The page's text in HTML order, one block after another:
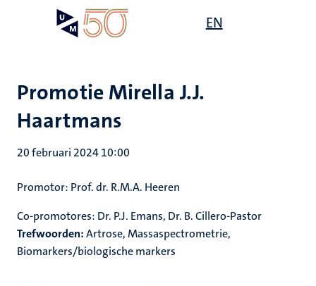
gaan
EN
Promotie Mirella J.J.
Haartmans
20 februari 2024 10:00
Promotor: Prof. dr. R.M.A. Heeren
Co-promotores: Dr. P.J. Emans, Dr. B. Cillero-Pastor
Trefwoorden:Artrose, Massaspectrometrie,
Biomarkers/biologische markers